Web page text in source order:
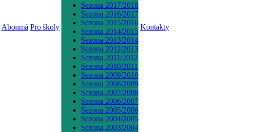
Abonmá Pro školy
Sezona 2017/2018
Sezona 2016/2017
Sezona 2015/2016
Sezona 2014/2015
Sezona 2013/2014
Sezona 2012/2013
Sezona 2011/2012
Sezona 2010/2011
Sezona 2009/2010
Sezona 2008/2009
Sezona 2007/2008
Sezona 2006/2007
Sezona 2005/2006
Sezona 2004/2005
Sezona 2003/2004
Kontakty